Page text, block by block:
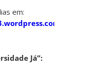
em:
Já”: